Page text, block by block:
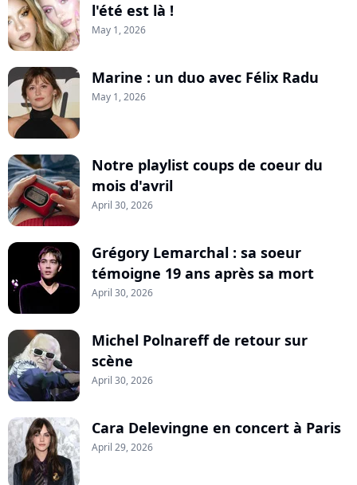
l'été est là !
May 1, 2026
Marine : un duo avec Félix Radu
May 1, 2026
Notre playlist coups de coeur du
mois d'avril
April 30, 2026
Grégory Lemarchal : sa soeur
témoigne 19 ans après sa mort
April 30, 2026
Michel Polnareff de retour sur
scène
April 30, 2026
Cara Delevingne en concert à Paris
April 29, 2026